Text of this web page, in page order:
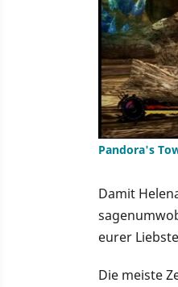
Pandora's
Damit
eurer
Die meiste